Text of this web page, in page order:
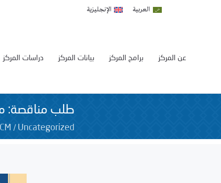
العربية الإنجليزية
دراسات المركز بيانات المركز برامج المركز عن المركز
طلب مناقصة:
/ Uncategorized